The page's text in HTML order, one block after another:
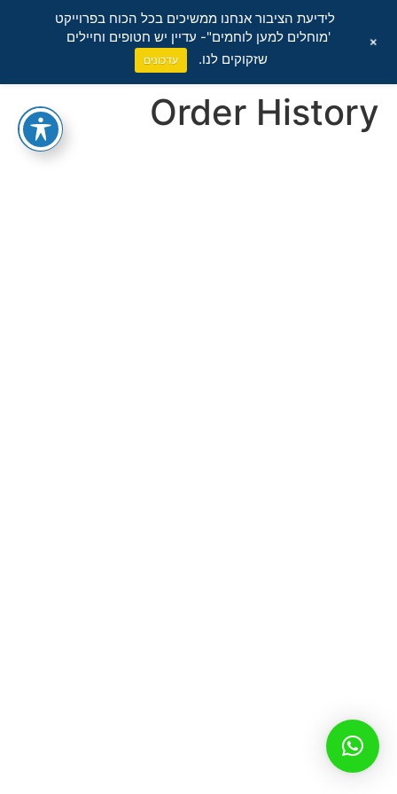
Order History
לידיעת הציבור אנחנו ממשיכים בכל הכוח בפרוייקט
'מוחלים למען לוחמים"- עדיין יש חטופים וחיילים
שזקוקים לנו.
עדכונים
+